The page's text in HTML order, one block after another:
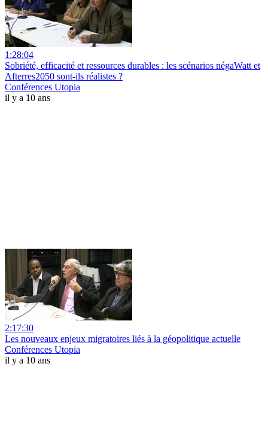
1:28:04
Sobriété, efficacité et ressources durables : les scénarios négaWatt et
Afterres2050 sont-ils réalistes ?
Conférences Utopia
il y a 10 ans
2:17:30
Les nouveaux enjeux migratoires liés à la géopolitique actuelle
Conférences Utopia
il y a 10 ans